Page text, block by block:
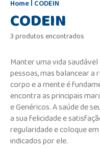
CODEIN
CODEIN
3 produtos encontrados
Manter uma vida
pessoas, mas balancear a
corpo e a mente é
encontra as principais
e Genéricos. A saúde de
a sua felicidade e
regularidade e coloque
indicados por ele.